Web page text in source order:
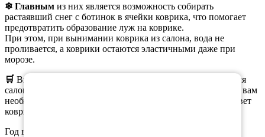
❄ Главным из них является возможность собирать
растаявший снег с ботинок в ячейки коврика, что помогает
предотвратить образование луж на коврике.
При этом, при вынимании коврика из салона, вода не
проливается, а коврики остаются эластичными даже при
морозе.
🛒 Вы можете
как полный комплект ковриков для
салона, так и отдельные коврики. При оформлении заказа вам
необходимо выбрать нужную комплектацию, материал, цвет
коврика и окантовки.
Год выпуска а/м: 2010, 2011, 2012, 2013, 2014, 2015